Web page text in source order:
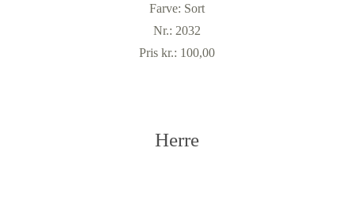
Farve: Sort
Nr.: 2032
Pris kr.: 100,00
Herre